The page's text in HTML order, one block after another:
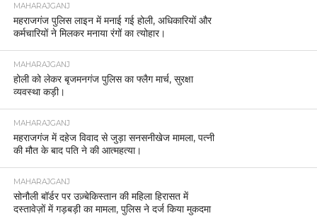
MAHARAJGANJ
महराजगंज पुलिस लाइन में मनाई गई होली, अधिकारियों और
कर्मचारियों ने मिलकर मनाया रंगों का त्योहार।
MAHARAJGANJ
होली को लेकर बृजमनगंज पुलिस का फ्लैग मार्च, सुरक्षा
व्यवस्था कड़ी।
MAHARAJGANJ
महराजगंज में दहेज विवाद से जुड़ा सनसनीखेज मामला, पत्नी
की मौत के बाद पति ने की आत्महत्या।
MAHARAJGANJ
सोनौली बॉर्डर पर उज़्बेकिस्तान की महिला हिरासत में
दस्तावेज़ों में गड़बड़ी का मामला, पुलिस ने दर्ज किया मुकदमा